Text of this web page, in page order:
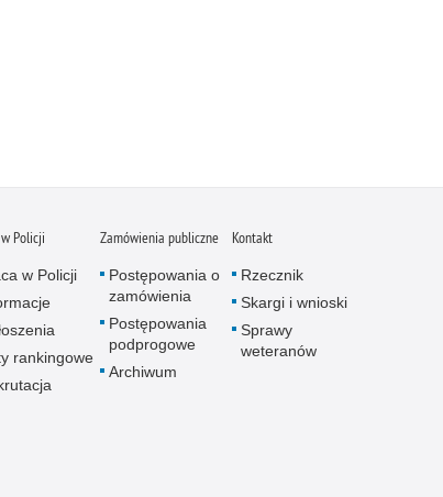
Nietrzeźwi kierujący
Nietrzeźwi opiekunowie
Policji
w Policji
rankingowe
Zamówienia publiczne
Postępowania o
zamówienia
Postępowania
podprogowe
Archiwum
Kontakt
Rzecznik
Skargi i wnioski
Sprawy
weteranów